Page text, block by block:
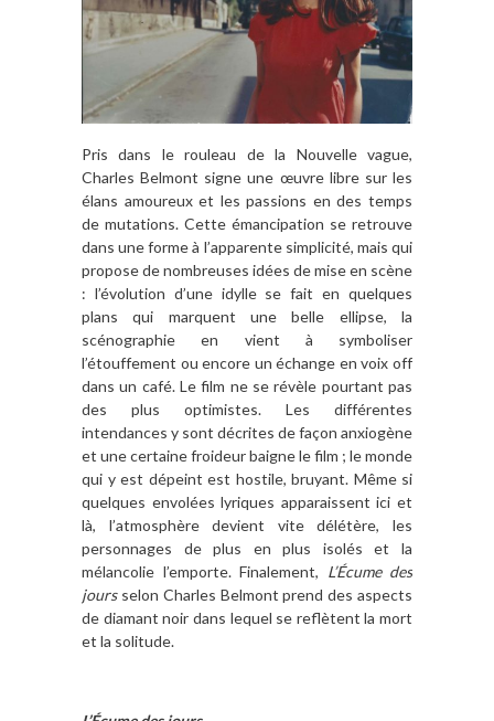
Pris dans le rouleau de la Nouvelle vague,
Charles Belmont signe une œuvre libre sur les
élans amoureux et les passions en des temps
de mutations. Cette émancipation se retrouve
dans une forme à l’apparente simplicité, mais qui
propose de nombreuses idées de mise en scène
: l’évolution d’une idylle se fait en quelques
plans qui marquent une belle ellipse, la
scénographie en vient à symboliser
l’étouffement ou encore un échange en voix off
dans un café. Le film ne se révèle pourtant pas
des plus optimistes. Les différentes
intendances y sont décrites de façon anxiogène
et une certaine froideur baigne le film ; le monde
qui y est dépeint est hostile, bruyant. Même si
quelques envolées lyriques apparaissent ici et
là, l’atmosphère devient vite délétère, les
personnages de plus en plus isolés et la
mélancolie l’emporte. Finalement, L’Écume des
joursselon Charles Belmont prend des aspects
de diamant noir dans lequel se reflètent la mort
et la solitude.